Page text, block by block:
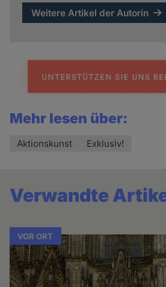
Weitere Artikel der Autorin
Mehr lesen über:
Aktionskunst Exklusiv!
Verwandte
VOR ORT